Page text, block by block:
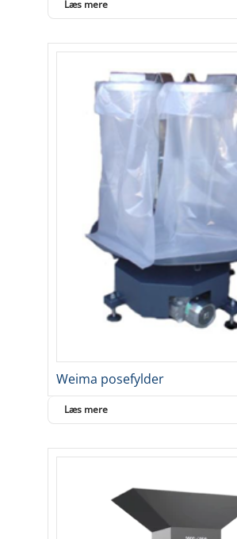
Læs mere
Weima posefylder
Læs mere